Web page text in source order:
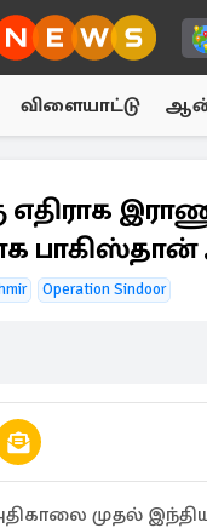
விளையாட்டு
எதிராக
பாகிஸ்தான்
Operation Sindoor
முதல்